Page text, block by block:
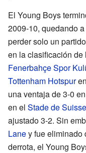
El Young Boys
2009-10, quedando
perder solo un
en la clasificación de
Fenerbahçe Spor
Tottenham Hotspur
una ventaja de 3-0
en el Stade de Suisse
ajustado 3-2. Sin
Laney fue eliminado
derrota, el Young